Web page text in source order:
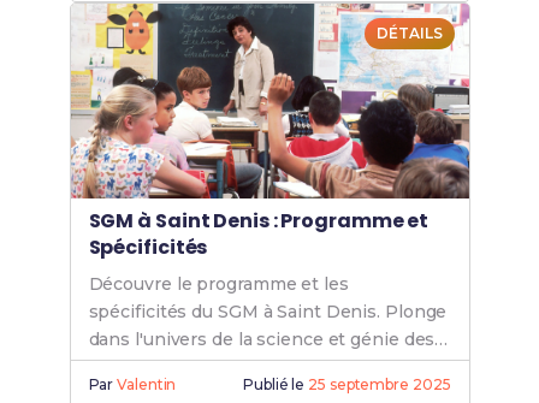
DÉTAILS
SGM à Saint Denis : Programme et
Spécificités
Découvre le programme et les
spécificités du SGM à Saint Denis. Plonge
dans l'univers de la science et génie des
matériaux pour enrichir tes
connaissances.
ParValentin Publié le 25 septembre 2025